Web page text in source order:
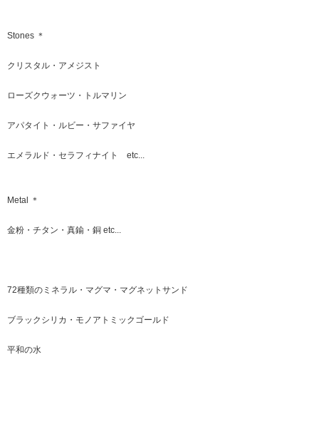
Stones ＊
クリスタル・アメジスト
ローズクウォーツ・トルマリン
アパタイト・ルビー・サファイヤ
エメラルド・セラフィナイト etc...
Metal ＊
金粉・チタン・真鍮・銅 etc...
72種類のミネラル・マグマ・マグネットサンド
ブラックシリカ・モノアトミックゴールド
平和の水